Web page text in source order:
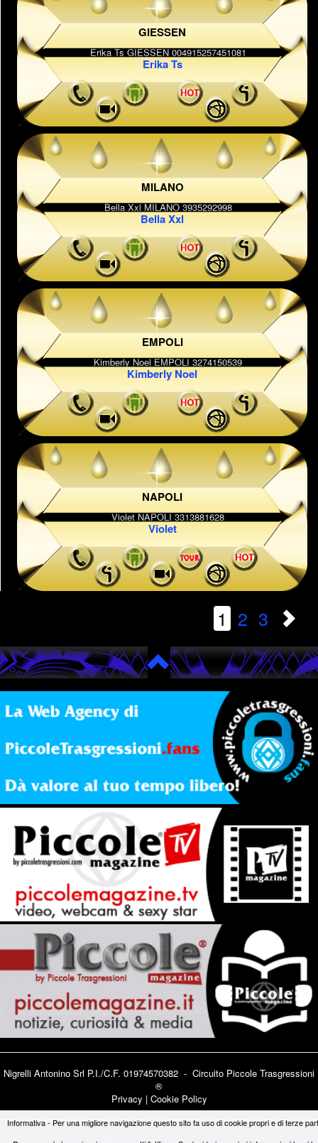
GIESSEN
Erika Ts
MILANO
Bella Xxl
EMPOLI
Kimberly Noel
NAPOLI
Violet
1 2 3
Nigrelli Antonino Srl P.I./C.F. 01974570382 - Circuito Piccole Trasgressioni
®
Privacy | Cookie Policy
Informativa - Per una migliore navigazione questo sito fa uso di cookie propri e di terze